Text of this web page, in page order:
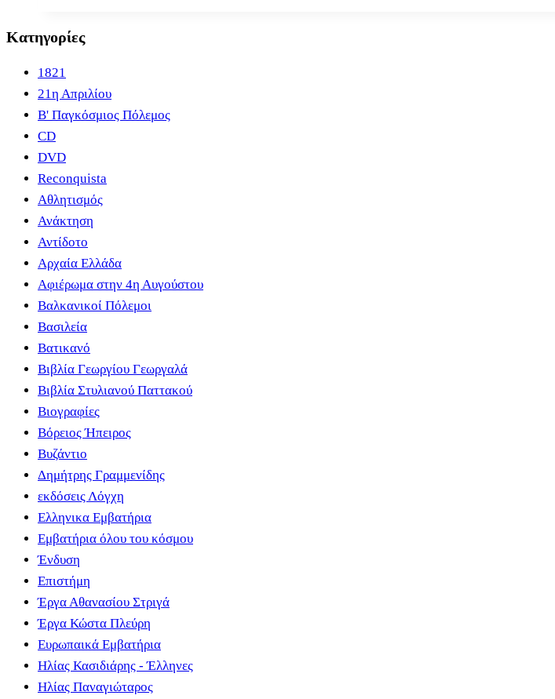
Κατηγορίες
1821
21η Απριλίου
B' Παγκόσμιος Πόλεμος
CD
DVD
Reconquista
Αθλητισμός
Ανάκτηση
Αντίδοτο
Αρχαία Ελλάδα
Αφιέρωμα στην 4η Αυγούστου
Βαλκανικοί Πόλεμοι
Βασιλεία
Βατικανό
Βιβλία Γεωργίου Γεωργαλά
Βιβλία Στυλιανού Παττακού
Βιογραφίες
Βόρειος Ήπειρος
Βυζάντιο
Δημήτρης Γραμμενίδης
εκδόσεις Λόγχη
Ελληνικα Εμβατήρια
Εμβατήρια όλου του κόσμου
Ένδυση
Επιστήμη
Έργα Αθανασίου Στριγά
Έργα Κώστα Πλεύρη
Ευρωπαικά Εμβατήρια
Ηλίας Κασιδιάρης - Έλληνες
Ηλίας Παναγιώταρος